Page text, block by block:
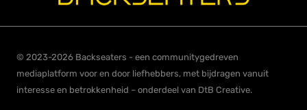
© 2023-2026 Backseaters - een communitygedreven
mediaplatform voor en door liefhebbers, met bijdragen vanuit
interesse en betrokkenheid – onderdeel van DtB Creative.